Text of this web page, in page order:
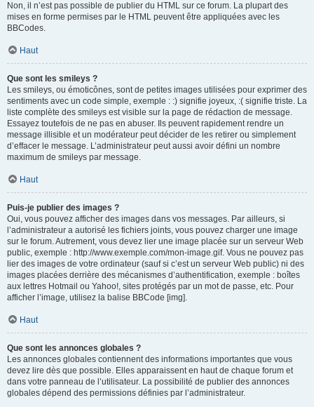
Non, il n’est pas possible de publier du HTML sur ce forum. La plupart des
mises en forme permises par le HTML peuvent être appliquées avec les
BBCodes.
Haut
Que sont les smileys ?
Les smileys, ou émoticônes, sont de petites images utilisées pour exprimer des
sentiments avec un code simple, exemple : :) signifie joyeux, :( signifie triste. La
liste complète des smileys est visible sur la page de rédaction de message.
Essayez toutefois de ne pas en abuser. Ils peuvent rapidement rendre un
message illisible et un modérateur peut décider de les retirer ou simplement
d’effacer le message. L’administrateur peut aussi avoir défini un nombre
maximum de smileys par message.
Haut
Puis-je publier des images ?
Oui, vous pouvez afficher des images dans vos messages. Par ailleurs, si
l’administrateur a autorisé les fichiers joints, vous pouvez charger une image
sur le forum. Autrement, vous devez lier une image placée sur un serveur Web
public, exemple : http://www.exemple.com/mon-image.gif. Vous ne pouvez pas
lier des images de votre ordinateur (sauf si c’est un serveur Web public) ni des
images placées derrière des mécanismes d’authentification, exemple : boîtes
aux lettres Hotmail ou Yahoo!, sites protégés par un mot de passe, etc. Pour
afficher l’image, utilisez la balise BBCode [img].
Haut
Que sont les annonces globales ?
Les annonces globales contiennent des informations importantes que vous
devez lire dès que possible. Elles apparaissent en haut de chaque forum et
dans votre panneau de l’utilisateur. La possibilité de publier des annonces
globales dépend des permissions définies par l’administrateur.